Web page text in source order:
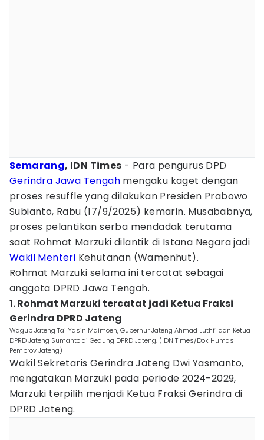
Semarang, IDN Times - Para pengurus DPD
Gerindra Jawa Tengah mengaku kaget dengan
proses resuffle yang dilakukan Presiden Prabowo
Subianto, Rabu (17/9/2025) kemarin. Musababnya,
proses pelantikan serba mendadak terutama
saat Rohmat Marzuki dilantik di Istana Negara jadi
Wakil Menteri Kehutanan (Wamenhut).
Rohmat Marzuki selama ini tercatat sebagai
anggota DPRD Jawa Tengah.
1. Rohmat Marzuki tercatat jadi Ketua Fraksi
Gerindra DPRD Jateng
Wagub Jateng Taj Yasin Maimoen, Gubernur Jateng Ahmad Luthfi dan Ketua
DPRD Jateng Sumanto di Gedung DPRD Jateng. (IDN Times/Dok Humas
Pemprov Jateng)
Wakil Sekretaris Gerindra Jateng Dwi Yasmanto,
mengatakan Marzuki pada periode 2024-2029,
Marzuki terpilih menjadi Ketua Fraksi Gerindra di
DPRD Jateng.